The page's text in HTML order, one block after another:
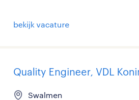
bekijk vacature
Quality Engineer, VDL
Swalmen